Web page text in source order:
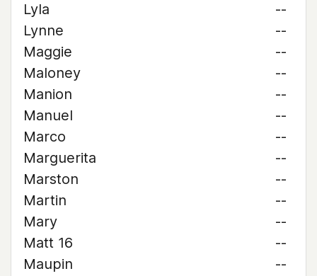
Lyla
--
Lynne
--
Maggie
--
Maloney
--
Manion
--
Manuel
--
Marco
--
Marguerita
--
Marston
--
Martin
--
Mary
--
Matt 16
--
Maupin
--